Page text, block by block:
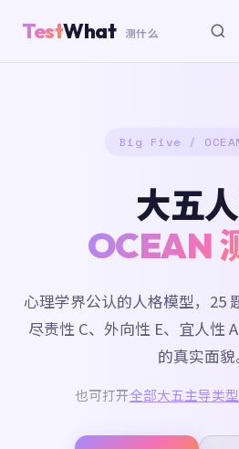
TestWhat 测什么
Big Five /
大五
OCEAN
心理学界公认的人格模型，25
尽责性 C、外向性 E、宜人性
的真实面貌
也可打开全部大五主导类